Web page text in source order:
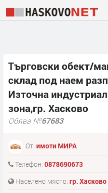
Търговски обект/
склад под наем
Източна
зона,гр. Хасково
Обява №67683
От: имоти МИРА
Телефон: 0878690673
Населено място: гр. Хасково